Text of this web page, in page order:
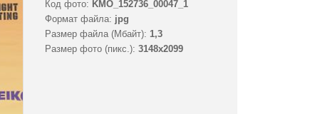
Код фото: KMO_152736_00047_1
Формат файла: jpg
Размер файла (Мбайт): 1,3
Размер фото (пикс.): 3148x2099